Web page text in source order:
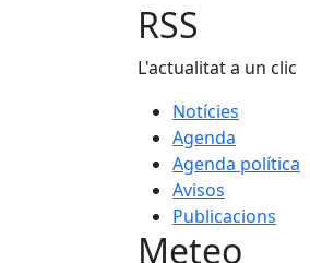
RSS
L'actualitat a un clic
Notícies
Agenda
Agenda política
Avisos
Publicacions
Meteo